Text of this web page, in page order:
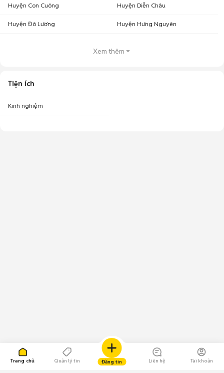
Trang chủ Quản lý tin Đăng tin Liên hệ Tài khoản
Huyện Con Cuông Huyện Diễn Châu
Huyện Đô Lương Huyện Hưng Nguyên
Xem thêm
Tiện ích
Kinh nghiệm